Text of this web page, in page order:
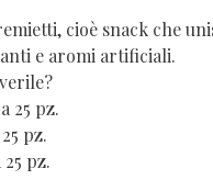
cioè snack che
e aromi artificiali.
25 pz.
pz.
pz.